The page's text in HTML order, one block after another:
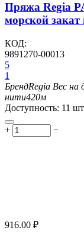
Пряжа Regia
морской
КОД:
9891270-00013
5
1
БрендRegia Вес на
нити420м
Доступность: 11
+ −
916.00 ₽